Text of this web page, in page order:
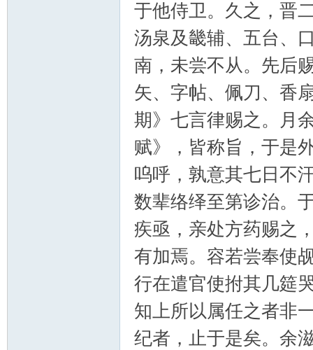
于他侍卫。久之，晋
汤泉及畿辅、五台、
南，未尝不从。先后
矢、字帖、佩刀、香
期》七言律赐之。月
赋》，皆称旨，于是
呜呼，孰意其七日不
数辈络绎至第诊治。
疾亟，亲处方药赐之
有加焉。容若尝奉使
行在遣官使拊其几筵
知上所以属任之者非
纪者，止于是矣。余